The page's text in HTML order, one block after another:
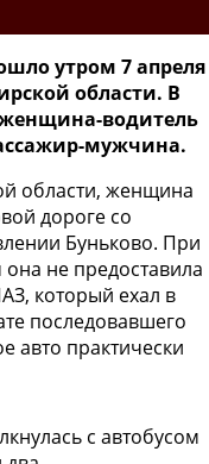
утром 7 апреля
области. В
женщина-водитель
мужчина.
области, женщина
дороге со
Буньково. При
не предоставила
который ехал в
последовавшего
авто практически